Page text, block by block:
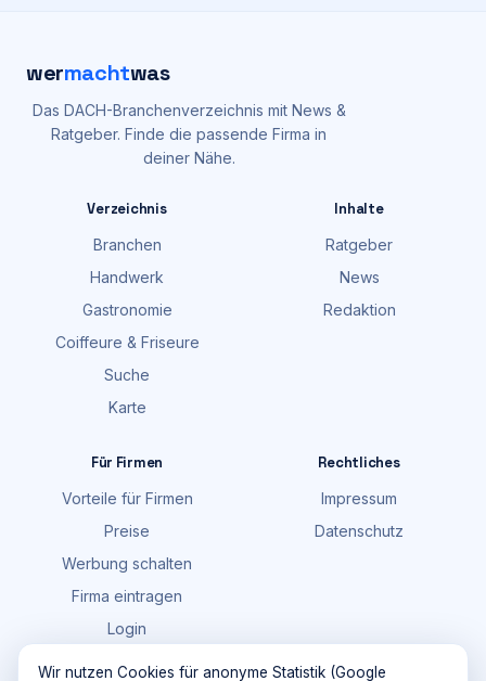
wermachtwas
Das DACH-Branchenverzeichnis mit News &
Ratgeber. Finde die passende Firma in
deiner Nähe.
Verzeichnis
Branchen
Handwerk
Gastronomie
Coiffeure & Friseure
Suche
Karte
Inhalte
Ratgeber
News
Redaktion
Für Firmen
Vorteile für Firmen
Preise
Werbung schalten
Firma eintragen
Login
Rechtliches
Impressum
Datenschutz
Wir nutzen Cookies für anonyme Statistik (Google